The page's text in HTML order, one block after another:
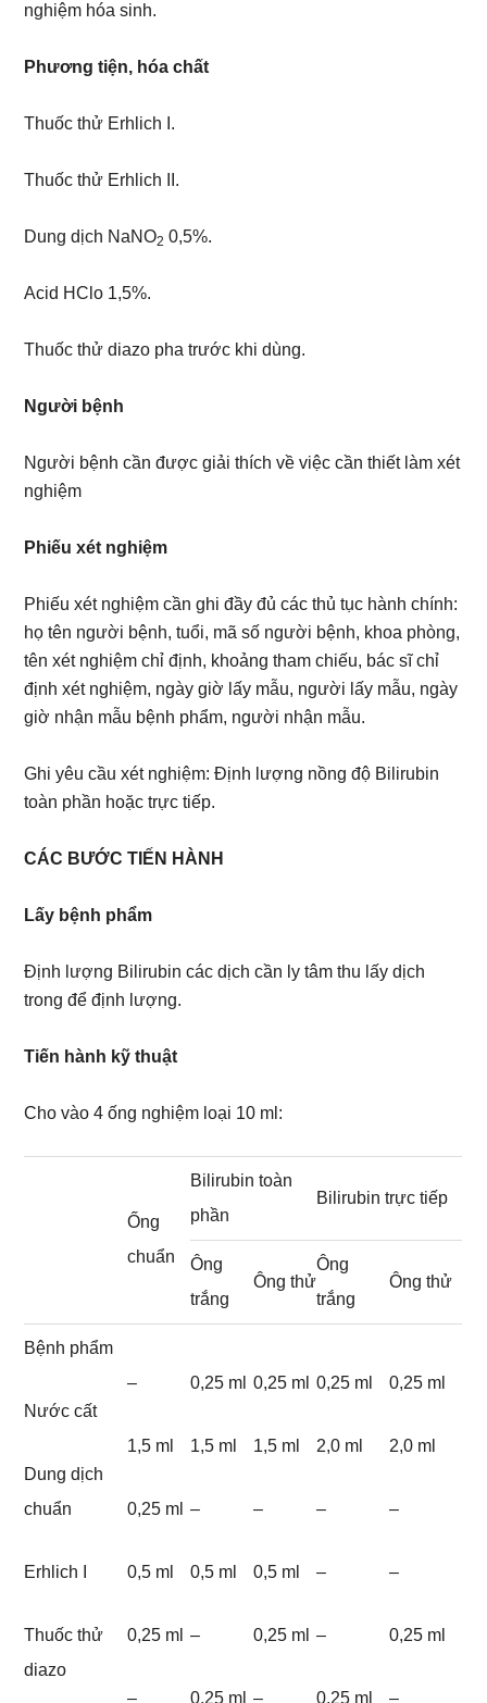
nghiệm hóa sinh.
Phương tiện, hóa chất
Thuốc thử Erhlich I.
Thuốc thử Erhlich II.
Dung dịch NaNO2 0,5%.
Acid HClo 1,5%.
Thuốc thử diazo pha trước khi dùng.
Người bệnh
Người bệnh cần được giải thích về việc cần thiết làm xét
nghiệm
Phiếu xét nghiệm
Phiếu xét nghiệm cần ghi đầy đủ các thủ tục hành chính:
họ tên người bệnh, tuổi, mã số người bệnh, khoa phòng,
tên xét nghiệm chỉ định, khoảng tham chiếu, bác sĩ chỉ
định xét nghiệm, ngày giờ lấy mẫu, người lấy mẫu, ngày
giờ nhận mẫu bệnh phẩm, người nhận mẫu.
Ghi yêu cầu xét nghiệm: Định lượng nồng độ Bilirubin
toàn phần hoặc trực tiếp.
CÁC BƯỚC TIẾN HÀNH
Lấy bệnh phẩm
Định lượng Bilirubin các dịch cần ly tâm thu lấy dịch
trong để định lượng.
Tiến hành kỹ thuật
Cho vào 4 ống nghiệm loại 10 ml:
Ống
chuẩn
Bilirubin toàn
phần
Bilirubin trực tiếp
Ông
trắng
Ông thử
Ông
trắng
Ông thử
Bệnh phẩm
Nước cất
Dung dịch
chuẩn
Erhlich I
Thuốc thử
diazo
–
1,5 ml
0,25 ml
0,5 ml
0,25 ml
–
0,25 ml
1,5 ml
–
0,5 ml
–
0,25 ml
0,25 ml
1,5 ml
–
0,5 ml
0,25 ml
–
0,25 ml
2,0 ml
–
–
–
0,25 ml
0,25 ml
2,0 ml
–
–
0,25 ml
–